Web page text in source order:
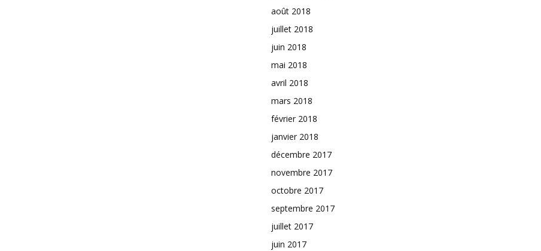
août 2018
juillet 2018
juin 2018
mai 2018
avril 2018
mars 2018
février 2018
janvier 2018
décembre 2017
novembre 2017
octobre 2017
septembre 2017
juillet 2017
juin 2017